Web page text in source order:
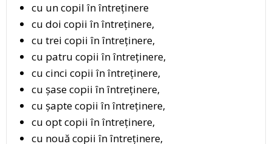
cu un copil în întreținere
cu doi copii în întreținere,
cu trei copii în întreținere,
cu patru copii în întreținere,
cu cinci copii în întreținere,
cu șase copii în întreținere,
cu șapte copii în întreținere,
cu opt copii în întreținere,
cu nouă copii în întreținere,